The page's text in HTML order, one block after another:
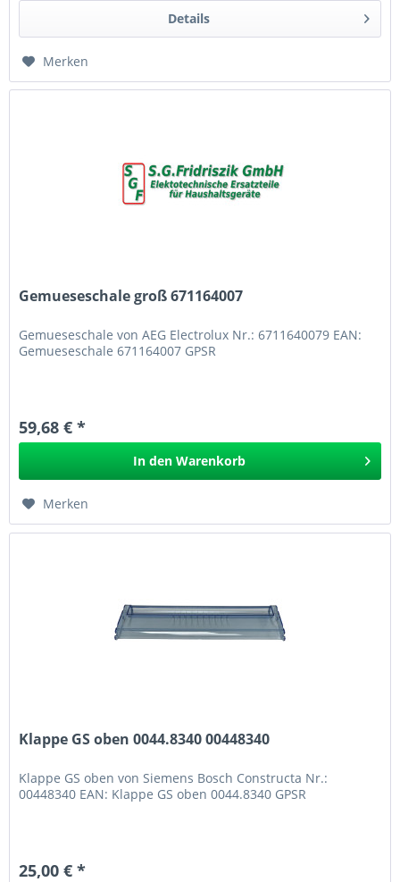
Details
Merken
Gemueseschale groß 671164007
Gemueseschale von AEG Electrolux Nr.: 6711640079 EAN:
Gemueseschale 671164007 GPSR
59,68 € *
In den Warenkorb
Merken
Klappe GS oben 0044.8340 00448340
Klappe GS oben von Siemens Bosch Constructa Nr.:
00448340 EAN: Klappe GS oben 0044.8340 GPSR
25,00 € *